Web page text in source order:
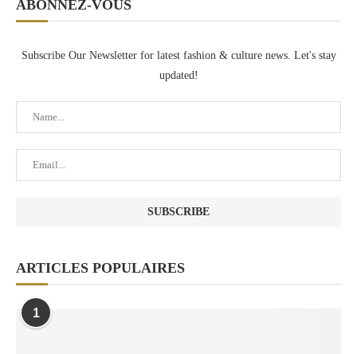
ABONNEZ-VOUS
Subscribe Our Newsletter for latest fashion & culture news. Let's stay
updated!
ARTICLES POPULAIRES
1